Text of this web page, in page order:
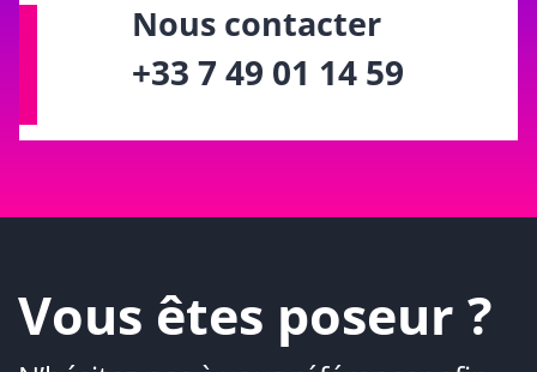
Nous contacter
+33 7 49 01 14 59
Vous êtes poseur ?